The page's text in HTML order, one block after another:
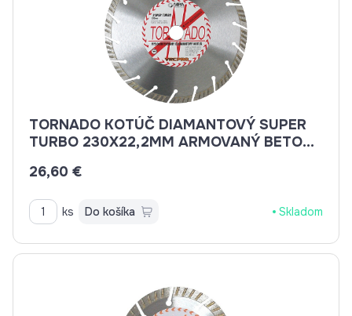
TORNADO KOTÚČ DIAMANTOVÝ SUPER
TURBO 230X22,2MM ARMOVANÝ BETON,
26,60 €
ks Do košíka Skladom